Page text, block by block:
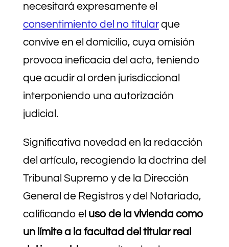
necesitará expresamente el
consentimiento del no titularque
convive en el domicilio, cuya omisión
provoca ineficacia del acto, teniendo
que acudir al orden jurisdiccional
interponiendo una autorización
judicial.
Significativa novedad en la redacción
del artículo, recogiendo la doctrina del
Tribunal Supremo y de la Dirección
General de Registros y del Notariado,
calificando el uso de la vivienda como
un límite a la facultad del titular real